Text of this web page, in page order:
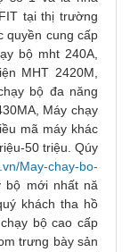
tại thị trường
quyền cung cấp
bộ mht 240A,
MHT 2420M,
bộ đa năng
Máy chạy
mã máy khác
50 triệu. Qúy
May-chay-bo-
bộ mới nhất nă
khách tha hồ
bộ cao cấp
trưng bày sản